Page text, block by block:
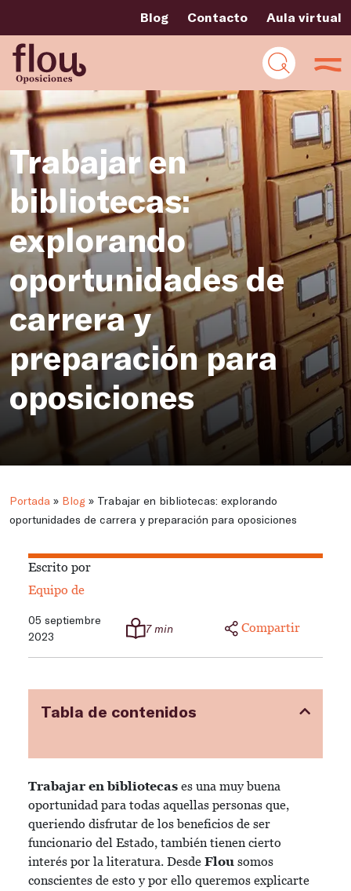
Blog Contacto Aula virtual
Trabajar en
bibliotecas:
explorando
oportunidades de
carrera y
preparación para
oposiciones
Portada » Blog » Trabajar en bibliotecas: explorando
oportunidades de carrera y preparación para oposiciones
Escrito por
Equipo de
05 septiembre
2023
7 min Compartir
Tabla de contenidos
Trabajar en bibliotecas es una muy buena
oportunidad para todas aquellas personas que,
queriendo disfrutar de los beneficios de ser
funcionario del Estado, también tienen cierto
interés por la literatura. Desde Flou somos
conscientes de esto y por ello queremos explicarte